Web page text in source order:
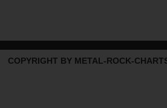
COPYRIGHT BY METAL-ROCK-